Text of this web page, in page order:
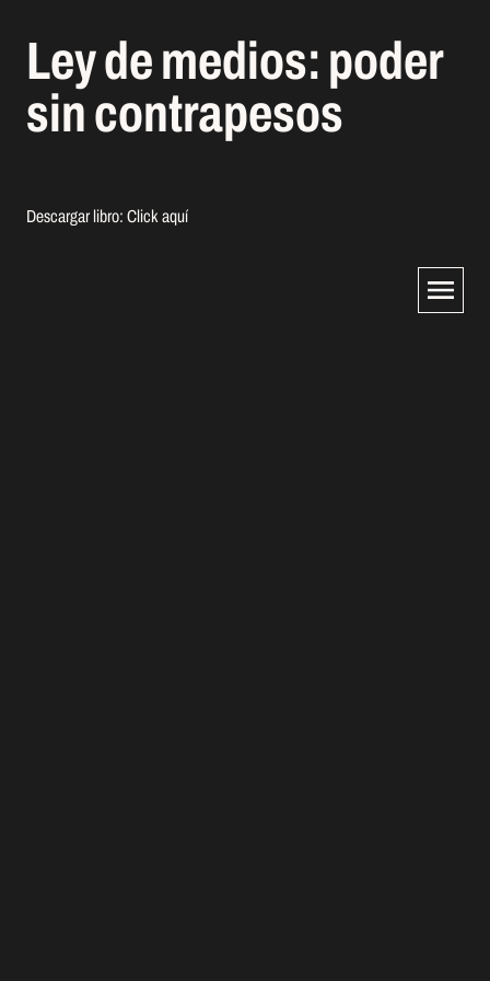
Ley de medios: poder
sin contrapesos
Descargar libro: Click aquí